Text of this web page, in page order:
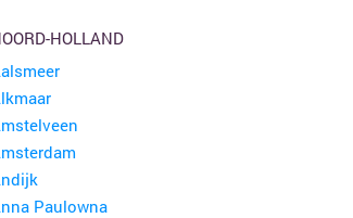
HOLLAND
Paulowna